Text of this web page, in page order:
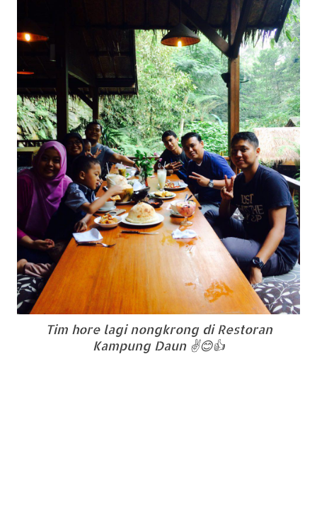
Tim hore lagi nongkrong di Restoran
Kampung Daun ✌😊👍